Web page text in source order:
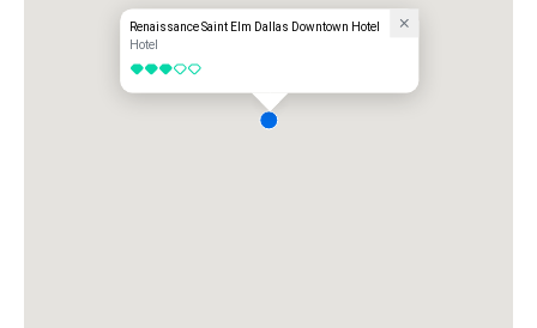
Renaissance Saint Elm Dallas Downtown Hotel
Hotel
3 van 5